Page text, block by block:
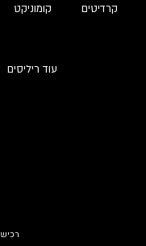
קומוניקט קרדיטים
עוד ריליסים